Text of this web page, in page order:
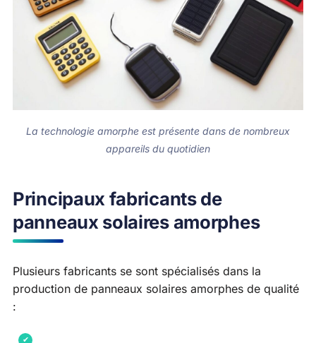
La technologie amorphe est présente dans de nombreux
appareils du quotidien
Principaux fabricants de
panneaux solaires amorphes
Plusieurs fabricants se sont spécialisés dans la
production de panneaux solaires amorphes de qualité
: